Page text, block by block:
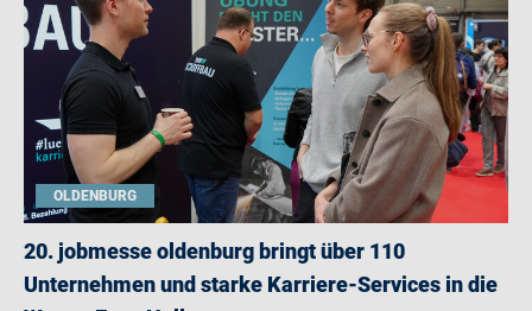
OLDENBURG
20. jobmesse oldenburg bringt über 110
Unternehmen und starke Karriere-Services in die